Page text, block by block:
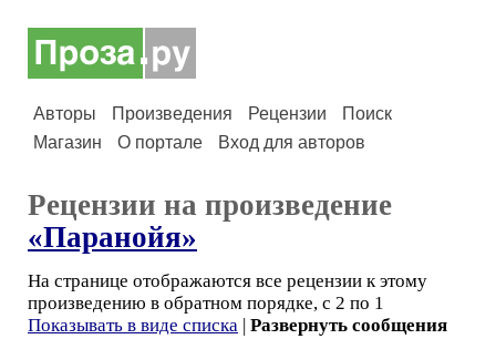
Авторы Произведения Рецензии
Поиск
Магазин
О портале Вход для авторов
Рецензии на произведение
«Паранойя»
На странице отображаются все рецензии к этому
произведению в обратном порядке, с 2 по 1
Показывать в виде списка | Развернуть сообщения